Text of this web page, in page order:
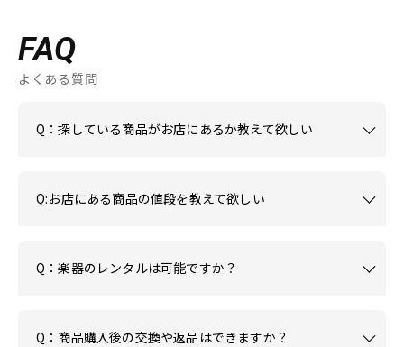
FAQ
よくある質問
Q：探している商品がお店にあるか教えて欲しい
Q:お店にある商品の値段を教えて欲しい
Q：楽器のレンタルは可能ですか？
Q：商品購入後の交換や返品はできますか？